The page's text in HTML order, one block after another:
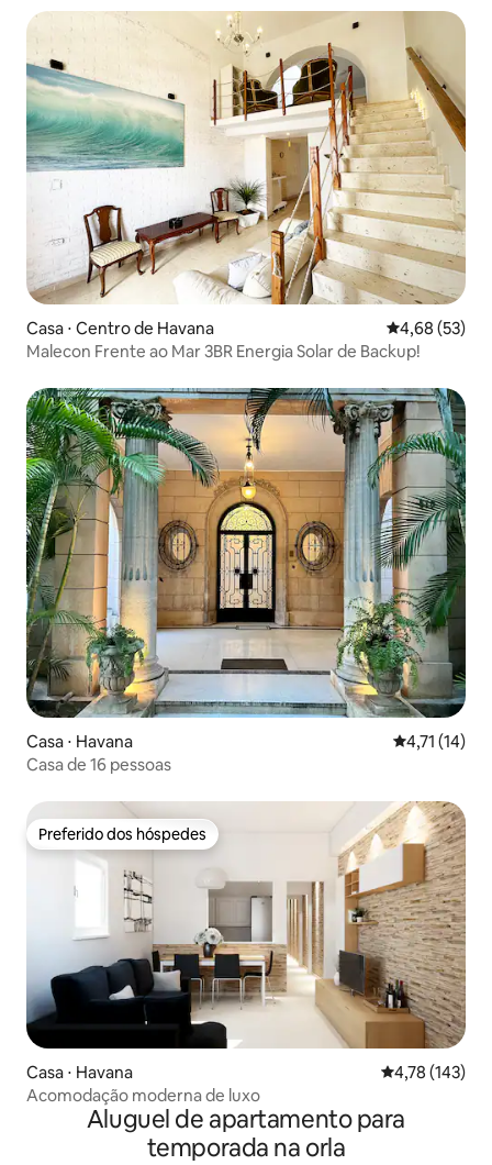
Casa ⋅ Centro de Havana 4,68 de uma
4,68 (53)
Malecon Frente ao Mar 3BR Energia Solar de Backup!
Casa ⋅ Havana 4,71 de uma
4,71 (14)
Casa de 16 pessoas
Preferido dos hóspedes
Preferido dos hóspedes
Casa ⋅ Havana 4,78 de uma
4,78 (143)
Acomodação moderna de luxo
Aluguel de apartamento para
temporada na orla